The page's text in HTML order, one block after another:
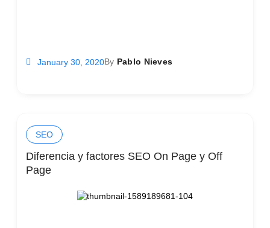
January 30, 2020By Pablo Nieves
SEO
Diferencia y factores SEO On Page y Off
Page